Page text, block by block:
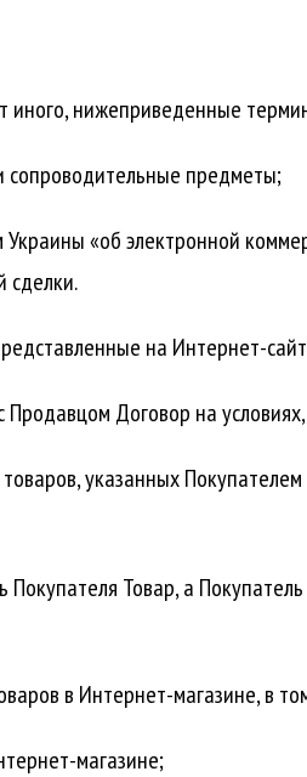
иного, нижеприведенные
сопроводительные предметы;
«об электронной
сделки.
на Интернет-
Договор на
указанных
Товар, а
в Интернет-магазине, в
магазине;